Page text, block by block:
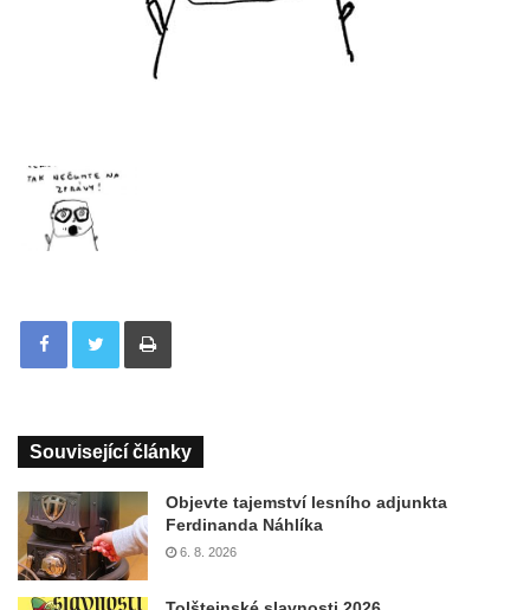
Tisknout
Související články
Objevte tajemství lesního adjunkta
Ferdinanda Náhlíka
6. 8. 2026